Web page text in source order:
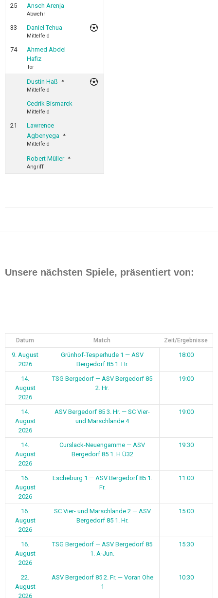
25 Ansch Arenja
Abwehr
33 Daniel Tehua
Mittelfeld
74
Ahmed Abdel
Hafiz
Tor
Dustin Haß
Mittelfeld
Cedrik Bismarck
Mittelfeld
21
Lawrence
Agbenyega
Mittelfeld
Robert Müller
Angriff
Unsere nächsten Spiele, präsentiert von:
Datum Match Zeit/Ergebnisse
9. August
2026
Grünhof-Tesperhude 1 — ASV
Bergedorf 85 1. Hr.
18:00
14.
August
2026
TSG Bergedorf — ASV Bergedorf 85
2. Hr.
19:00
14.
August
2026
ASV Bergedorf 85 3. Hr. — SC Vier-
und Marschlande 4
19:00
14.
August
2026
Curslack-Neuengamme — ASV
Bergedorf 85 1. H Ü32
19:30
16.
August
2026
Escheburg 1 — ASV Bergedorf 85 1.
Fr.
11:00
16.
August
2026
SC Vier- und Marschlande 2 — ASV
Bergedorf 85 1. Hr.
15:00
16.
August
2026
TSG Bergedorf — ASV Bergedorf 85
1. A-Jun.
15:30
22.
August
2026
ASV Bergedorf 85 2. Fr. — Voran Ohe
1
10:30